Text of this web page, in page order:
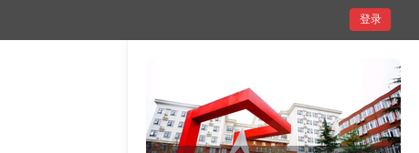
登录
5.1 任务一 工艺知识讲解
5.2 任务二 技能操作训练